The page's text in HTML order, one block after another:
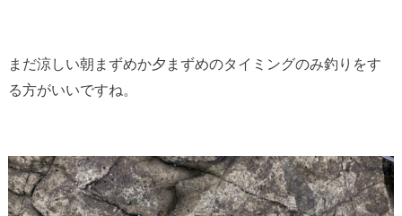
まだ涼しい朝まずめか夕まずめのタイミングのみ釣りをす
る方がいいですね。